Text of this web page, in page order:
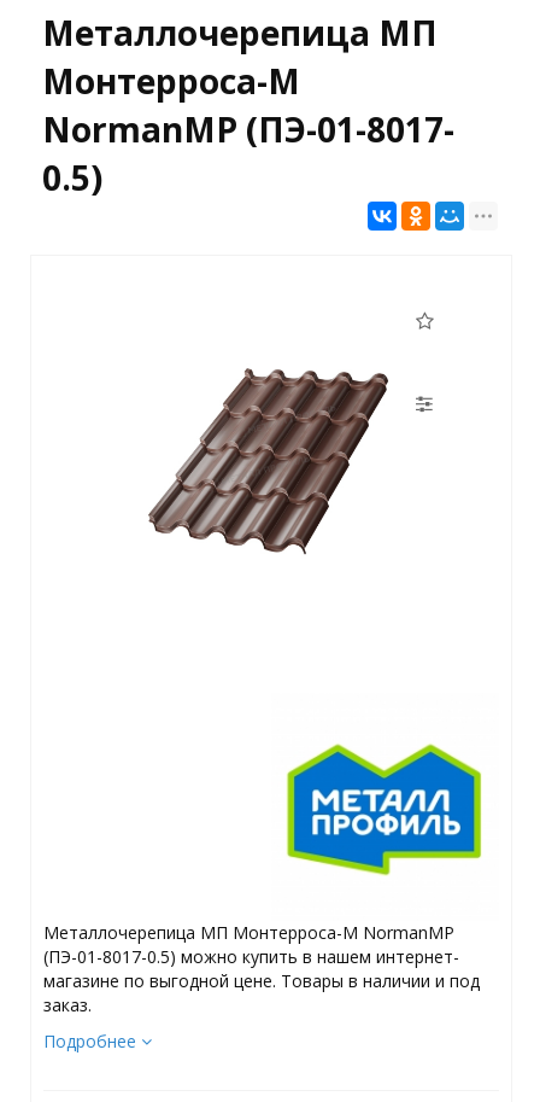
Металлочерепица МП
Монтерроса-M
NormanMP (ПЭ-01-8017-
0.5)
Металлочерепица МП Монтерроса-M NormanMP
(ПЭ-01-8017-0.5) можно купить в нашем интернет-
магазине по выгодной цене. Товары в наличии и под
заказ.
Подробнее